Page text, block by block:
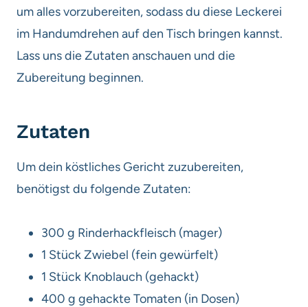
um alles vorzubereiten, sodass du diese Leckerei
im Handumdrehen auf den Tisch bringen kannst.
Lass uns die Zutaten anschauen und die
Zubereitung beginnen.
Zutaten
Um dein köstliches Gericht zuzubereiten,
benötigst du folgende Zutaten:
300 g Rinderhackfleisch (mager)
1 Stück Zwiebel (fein gewürfelt)
1 Stück Knoblauch (gehackt)
400 g gehackte Tomaten (in Dosen)